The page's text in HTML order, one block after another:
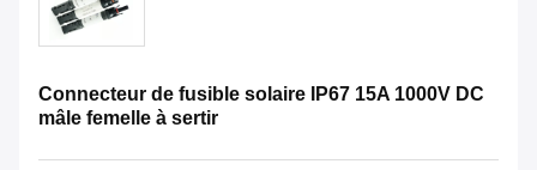
Connecteur de fusible solaire IP67 15A 1000V DC
mâle femelle à sertir